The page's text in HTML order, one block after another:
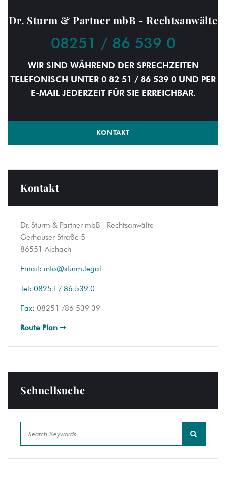
Dr. Sturm & Partner mbB - Rechtsanwälte
08251 / 86 539 0
WIR SIND WÄHREND DER SPRECHZEITEN
TELEFONISCH UNTER 0 82 51 / 86 539 0 UND PER
E-MAIL JEDERZEIT FÜR SIE ERREICHBAR.
KONTAKT
Kontakt
Dr. Sturm & Partner mbB - Rechtsanwälte
Gerhauser Straße 5
86551 Aichach
Email: info@sturm.legal
Tel: 08251 / 86 539 0
Fax: 08251 /86 539 39
Route Plan
Schnellsuche